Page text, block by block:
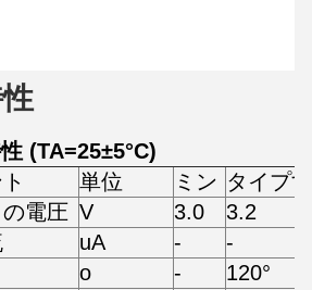
(TA=25±5°C)
単位 ミン タイプ
電圧 V 3.0
3.2
uA - -
o -
120°